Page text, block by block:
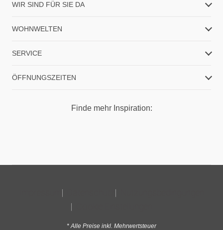
WIR SIND FÜR SIE DA
WOHNWELTEN
SERVICE
ÖFFNUNGSZEITEN
Finde mehr Inspiration:
* Alle Preise inkl. Mehrwertsteuer